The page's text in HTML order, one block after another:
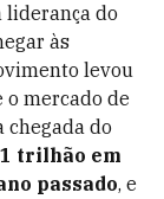
do
às
levou
mercado de
chegada do
trilhão em
passado, e